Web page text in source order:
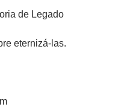
de Legado
eternizá-las.